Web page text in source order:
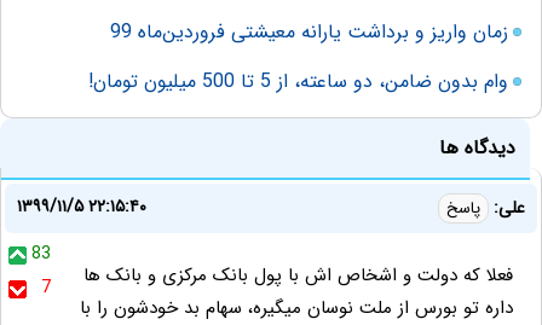
زمان واریز و برداشت یارانه معیشتی فروردین‌ماه 99
وام بدون ضامن، دو ساعته، از 5 تا 500 میلیون تومان!
دیدگاه ها
علی: پاسخ
۱۳۹۹/۱۱/۵ ۲۲:۱۵:۴۰
83
7
فعلا که دولت و اشخاص اش با پول بانک مرکزی و بانک ها
داره تو بورس از ملت نوسان میگیره، سهام بد خودشون را با